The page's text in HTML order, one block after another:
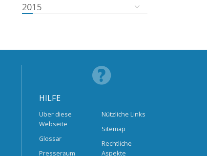
2015
HILFE
Über diese
Webseite
Glossar
Presseraum
Nützliche Links
Sitemap
Rechtliche
Aspekte